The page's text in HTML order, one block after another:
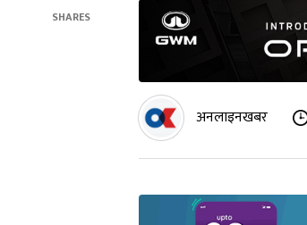
SHARES
अनलाइनखबर